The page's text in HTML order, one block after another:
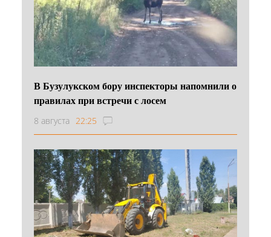
В Бузулукском бору инспекторы напомнили о
правилах при встречи с лосем
8 августа 22:25